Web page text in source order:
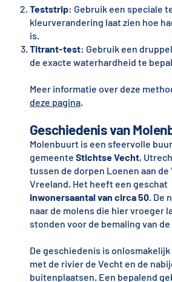
Teststrip: Gebruik een speciale
kleurverandering laat zien hoe
is.
Titrant-test: Gebruik een
de exacte waterhardheid te
Meer informatie over deze
deze pagina.
Geschiedenis van
Molenbuurt is een sfeervolle
gemeente Stichtse Vecht,
tussen de dorpen Loenen aan de
Vreeland. Het heeft een geschat
inwonersaantal van circa 50. De
naar de molens die hier vroeger
stonden voor de bemaling van
De geschiedenis is
met de rivier de Vecht en de
buitenplaatsen. Een bepalend